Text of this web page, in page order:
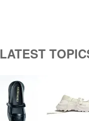
LATEST